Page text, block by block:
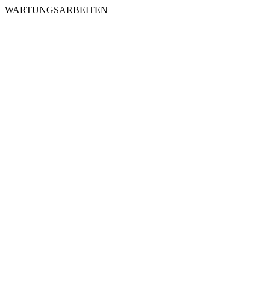
WARTUNGSARBEITEN